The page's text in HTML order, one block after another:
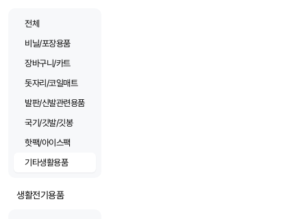
전체
비닐/포장용품
장바구니/카트
돗자리/코일매트
발판/신발관련용품
국기/깃발/깃봉
핫팩/아이스팩
기타생활용품
생활전기용품